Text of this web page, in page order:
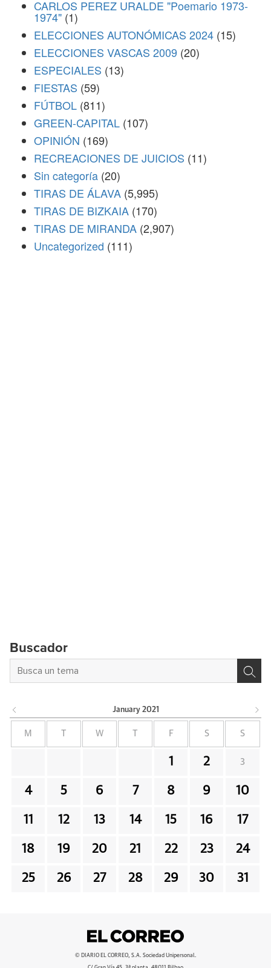
CARLOS PEREZ URALDE "Poemario 1973-
1974" (1)
ELECCIONES AUTONÓMICAS 2024 (15)
ELECCIONES VASCAS 2009 (20)
ESPECIALES (13)
FIESTAS (59)
FÚTBOL (811)
GREEN-CAPITAL (107)
OPINIÓN (169)
RECREACIONES DE JUICIOS (11)
Sin categoría (20)
TIRAS DE ÁLAVA (5,995)
TIRAS DE BIZKAIA (170)
TIRAS DE MIRANDA (2,907)
Uncategorized (111)
Buscador
January 2021
M W F S S
1 2 3
4 5 6 7 8 9 10
11 12 13 14 15 16 17
18 19 20 21 22 23 24
25 26 27 28 29 30 31
© DIARIO EL CORREO, S.A. Sociedad Unipersonal.